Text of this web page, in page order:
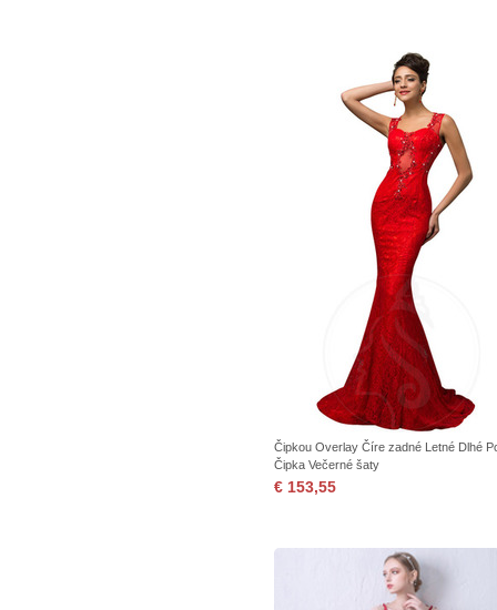
Čipkou Overlay Číre zadné Letné Dlhé
Čipka Večerné šaty
€ 153,55